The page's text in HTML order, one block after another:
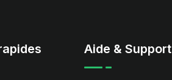
Aide & Support